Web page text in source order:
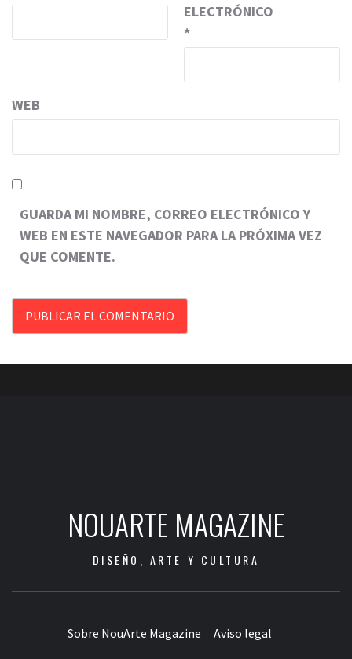
ELECTRÓNICO
*
WEB
GUARDA MI NOMBRE, CORREO ELECTRÓNICO Y
WEB EN ESTE NAVEGADOR PARA LA PRÓXIMA VEZ
QUE COMENTE.
NOUARTE MAGAZINE
DISEÑO, ARTE Y CULTURA
Sobre NouArte Magazine Aviso legal